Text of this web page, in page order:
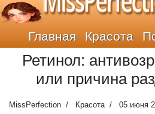
Главная Красота
Ретинол:
или причина
MissPerfection Красота 05 июня